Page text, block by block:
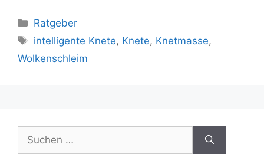
Kategorien
Ratgeber
Schlagwörter
intelligente Knete, Knete, Knetmasse,
Wolkenschleim
Suche
nach: